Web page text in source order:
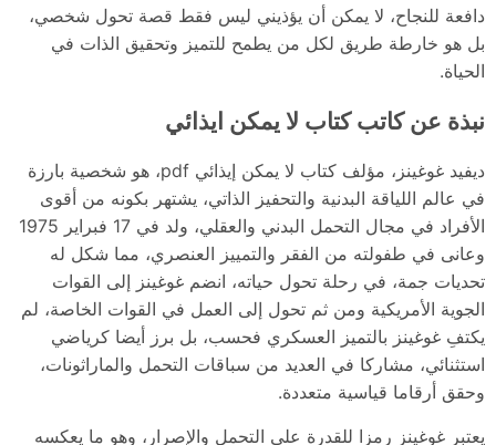
دافعة للنجاح، لا يمكن أن يؤذيني ليس فقط قصة تحول شخصي،
بل هو خارطة طريق لكل من يطمح للتميز وتحقيق الذات في
الحياة.
نبذة عن كاتب كتاب لا يمكن ايذائي
ديفيد غوغينز، مؤلف كتاب لا يمكن إيذائي pdf، هو شخصية بارزة
في عالم اللياقة البدنية والتحفيز الذاتي، يشتهر بكونه من أقوى
الأفراد في مجال التحمل البدني والعقلي، ولد في 17 فبراير 1975
وعانى في طفولته من الفقر والتمييز العنصري، مما شكل له
تحديات جمة، في رحلة تحول حياته، انضم غوغينز إلى القوات
الجوية الأمريكية ومن ثم تحول إلى العمل في القوات الخاصة، لم
يكتفِ غوغينز بالتميز العسكري فحسب، بل برز أيضا كرياضي
استثنائي، مشاركا في العديد من سباقات التحمل والماراثونات،
وحقق أرقاما قياسية متعددة.
يعتبر غوغينز رمزا للقدرة على التحمل والإصرار، وهو ما يعكسه